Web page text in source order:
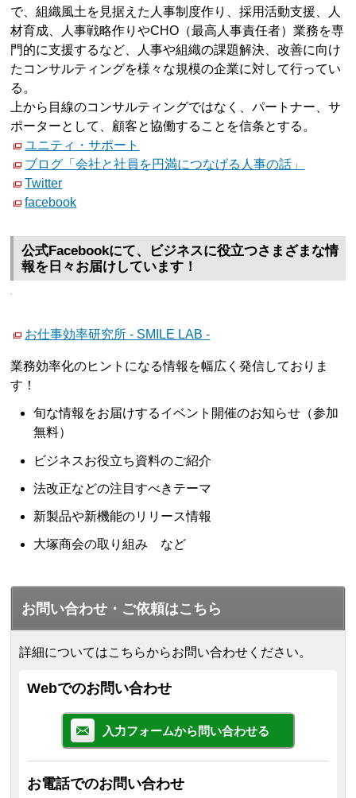
で、組織風土を見据えた人事制度作り、採用活動支援、人
材育成、人事戦略作りやCHO（最高人事責任者）業務を専
門的に支援するなど、人事や組織の課題解決、改善に向け
たコンサルティングを様々な規模の企業に対して行ってい
る。
上から目線のコンサルティングではなく、パートナー、サ
ポーターとして、顧客と協働することを信条とする。
ユニティ・サポート
ブログ「会社と社員を円満につなげる人事の話」
Twitter
facebook
公式Facebookにて、ビジネスに役立つさまざまな情
報を日々お届けしています！
お仕事効率研究所 - SMILE LAB -
業務効率化のヒントになる情報を幅広く発信しておりま
す！
旬な情報をお届けするイベント開催のお知らせ（参加
無料）
ビジネスお役立ち資料のご紹介
法改正などの注目すべきテーマ
新製品や新機能のリリース情報
大塚商会の取り組み など
お問い合わせ・ご依頼はこちら
詳細についてはこちらからお問い合わせください。
Webでのお問い合わせ
入力フォームから問い合わせる
お電話でのお問い合わせ